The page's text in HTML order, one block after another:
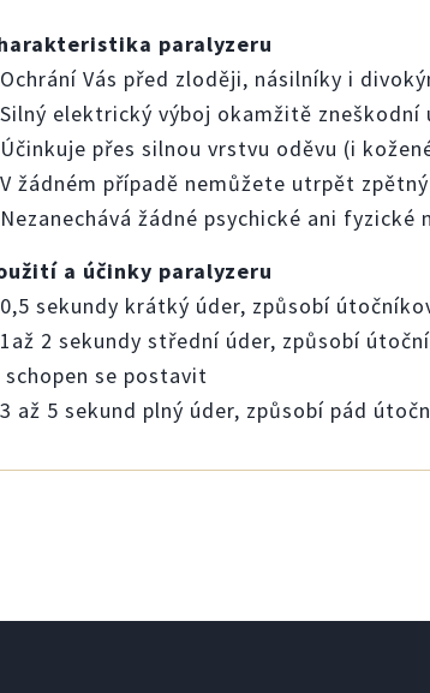
paralyzeru
Vás před zloději, násilníky i
elektrický výboj okamžitě
přes silnou vrstvu oděvu (i
žádném případě nemůžete utrpět
žádné psychické ani fyzické
a účinky paralyzeru
sekundy krátký úder, způsobí
2 sekundy střední úder, způsobí
schopen se postavit
až 5 sekund plný úder, způsobí pád